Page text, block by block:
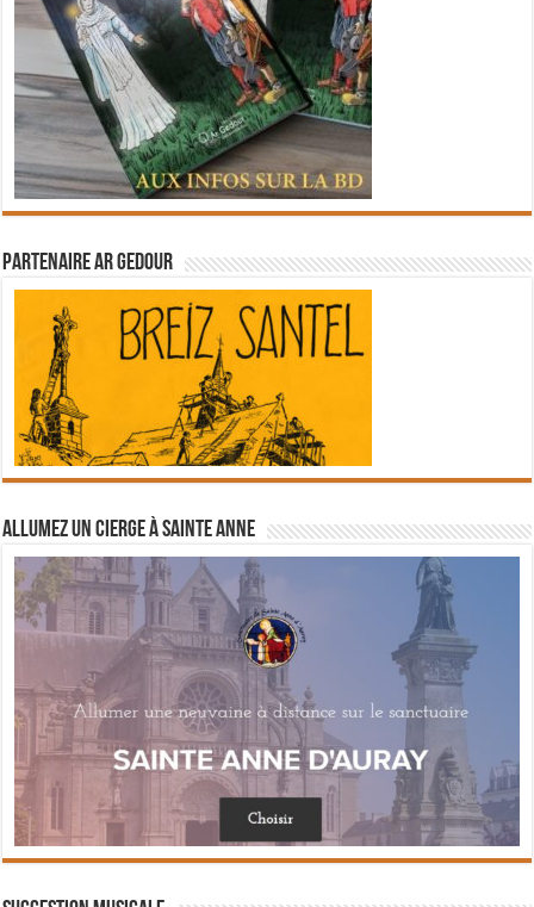
Partenaire Ar Gedour
Allumez un cierge à Sainte Anne